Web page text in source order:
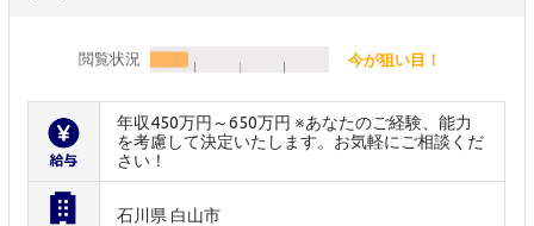
閲覧状況 今が狙い目！
年収450万円～650万円 ※あなたのご経験、能力
を考慮して決定いたします。お気軽にご相談くだ
さい！
石川県 白山市